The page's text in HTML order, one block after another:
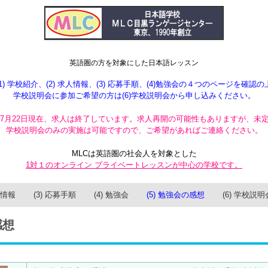
英語圏の方を対象にした日本語レッスン
学校紹介、(2) 求人情報、(3) 応募手順、(4)勉強会の４つのページを確認の
学校説明会に参加ご希望の方は(6)学校説明会から申し込みください。
月22日現在、求人は終了しています。求人再開の可能性もありますが、未定
学校説明会のみの実施は可能ですので、ご希望があればご連絡ください。
MLCは英語圏の社会人を対象とした
1対１のオンライン プライベートレッスンが中心の学校です。
報 (3) 応募手順 (4) 勉強会 (5) 勉強会の感想 (6) 学校説明
想